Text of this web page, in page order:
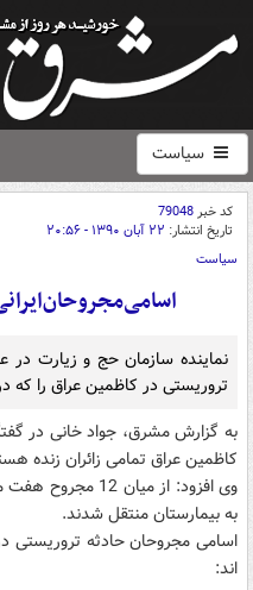
سیاست
کد خبر79048
تاریخ انتشار: ۲۲ آبان ۱۳۹۰ - ۲۰:۵۶
سیاست
نماینده سازمان حج و زیارت در
تروریستی در کاظمین عراق را که
به گزارش مشرق، جواد خانی در
کاظمین عراق تمامی زائران زنده هستند گفت:
وی افزود: از
به بیمارستان منتقل شدند.
اسامی مجروحان حادثه تروریستی
اند: